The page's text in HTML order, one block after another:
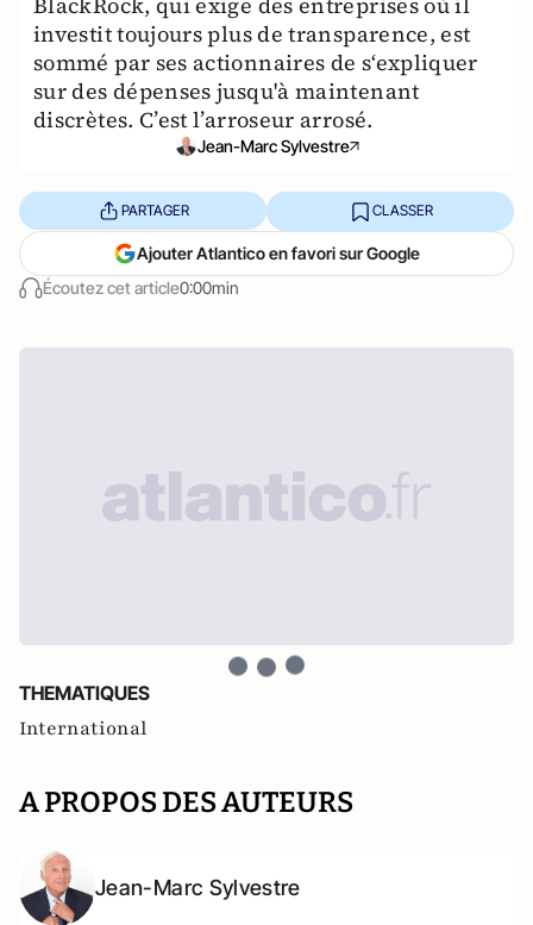
investit toujours plus de transparence, est
sommé par ses actionnaires de s‘expliquer
sur des dépenses jusqu'à maintenant
discrètes. C’est l’arroseur arrosé.
Jean-Marc Sylvestre
Écoutez cet article0:00min
PARTAGER CLASSER
Ajouter Atlantico en favori sur Google
THEMATIQUES
International
A PROPOS DES AUTEURS
Jean-Marc Sylvestre